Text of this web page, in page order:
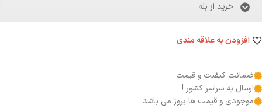
خرید از بله
افزودن به علاقه مندی
ضمانت کیفیت و قیمت
ارسال به سراسر کشور !
موجودی و قیمت ها بروز می باشد